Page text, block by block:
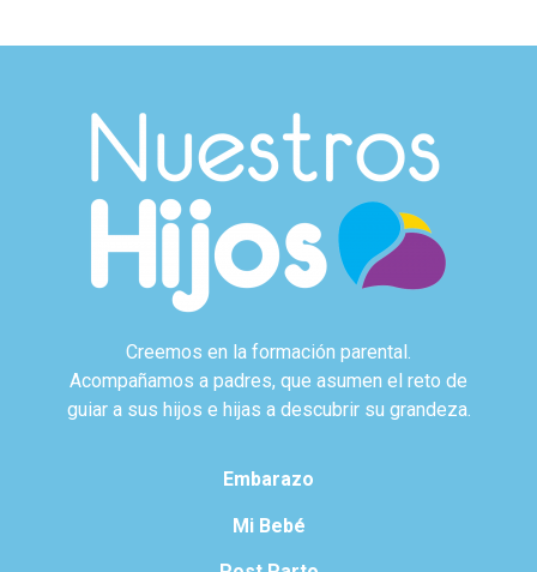
Creemos en la formación parental.
Acompañamos a padres, que asumen el reto de
guiar a sus hijos e hijas a descubrir su grandeza.
Embarazo
Mi Bebé